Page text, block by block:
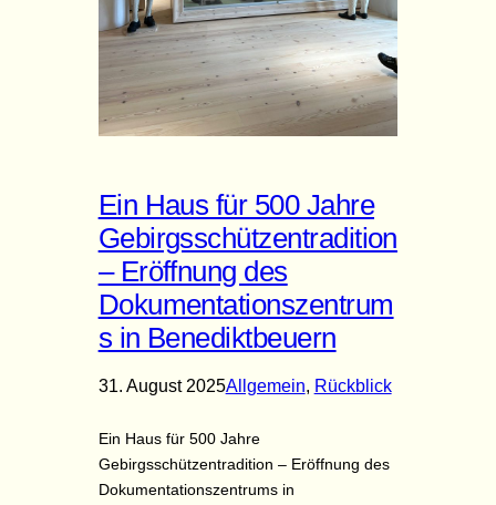
Ein Haus für 500 Jahre
Gebirgsschützentradition
– Eröffnung des
Dokumentationszentrum
s in Benediktbeuern
31. August 2025Allgemein, Rückblick
Ein Haus für 500 Jahre
Gebirgsschützentradition – Eröffnung des
Dokumentationszentrums in